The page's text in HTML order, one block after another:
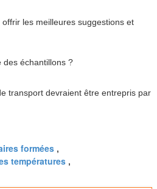
les meilleures suggestions et
des échantillons ?
transport devraient être entrepris par
formées ,
températures ,